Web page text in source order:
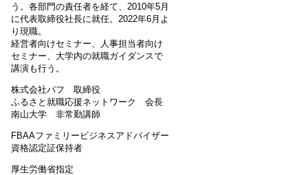
う。各部門の責任者を経て、2010年5月
に代表取締役社長に就任。2022年6月よ
り現職。
経営者向けセミナー、人事担当者向け
セミナー、大学内の就職ガイダンスで
講演も行う。
株式会社パフ 取締役
ふるさと就職応援ネットワーク 会長
南山大学 非常勤講師
FBAAファミリービジネスアドバイザー
資格認定証保持者
厚生労働省指定